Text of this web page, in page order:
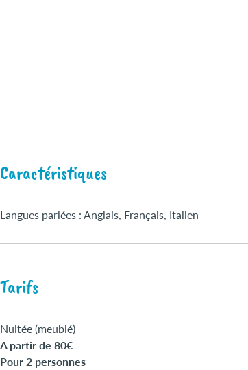
Caractéristiques
Langues parlées : Anglais, Français, Italien
Tarifs
Nuitée (meublé)
A partir de 80€
Pour 2 personnes